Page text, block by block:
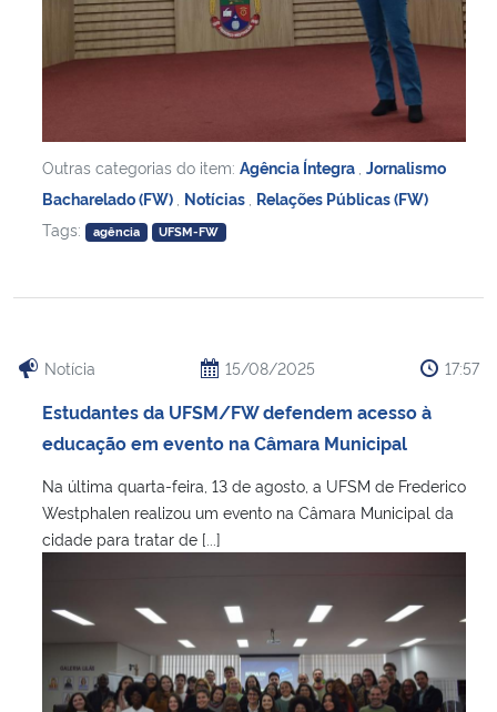
Outras categorias do item: Agência Íntegra Jornalismo
Bacharelado (FW) Notícias Relações Públicas (FW)
Tags:
agência UFSM-FW
Notícia 15/08/2025 17:57
Estudantes da UFSM/FW defendem acesso à
educação em evento na Câmara Municipal
Na última quarta-feira, 13 de agosto, a UFSM de Frederico
Westphalen realizou um evento na Câmara Municipal da
cidade para tratar de [...]